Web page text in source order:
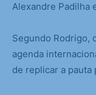
Alexandre Padilha
Segundo Rodrigo,
agenda
de replicar a pauta